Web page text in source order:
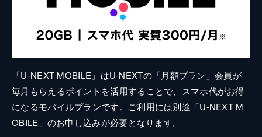
「U-NEXT MOBILE」はU-NEXTの「月額プラン」会員が
毎月もらえるポイントを活用することで、スマホ代がお得
になるモバイルプランです。ご利用には別途「U-NEXT M
OBILE」のお申し込みが必要となります。